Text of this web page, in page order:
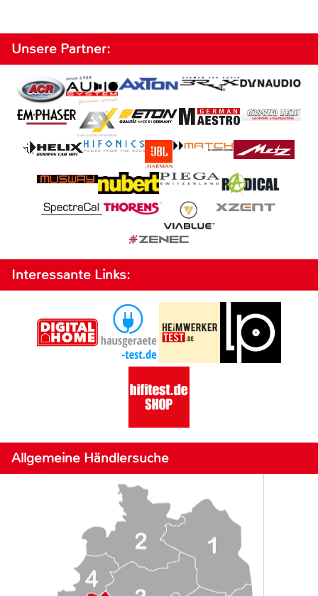
Unsere Partner:
Interessante Links:
Allgemeine Händlersuche